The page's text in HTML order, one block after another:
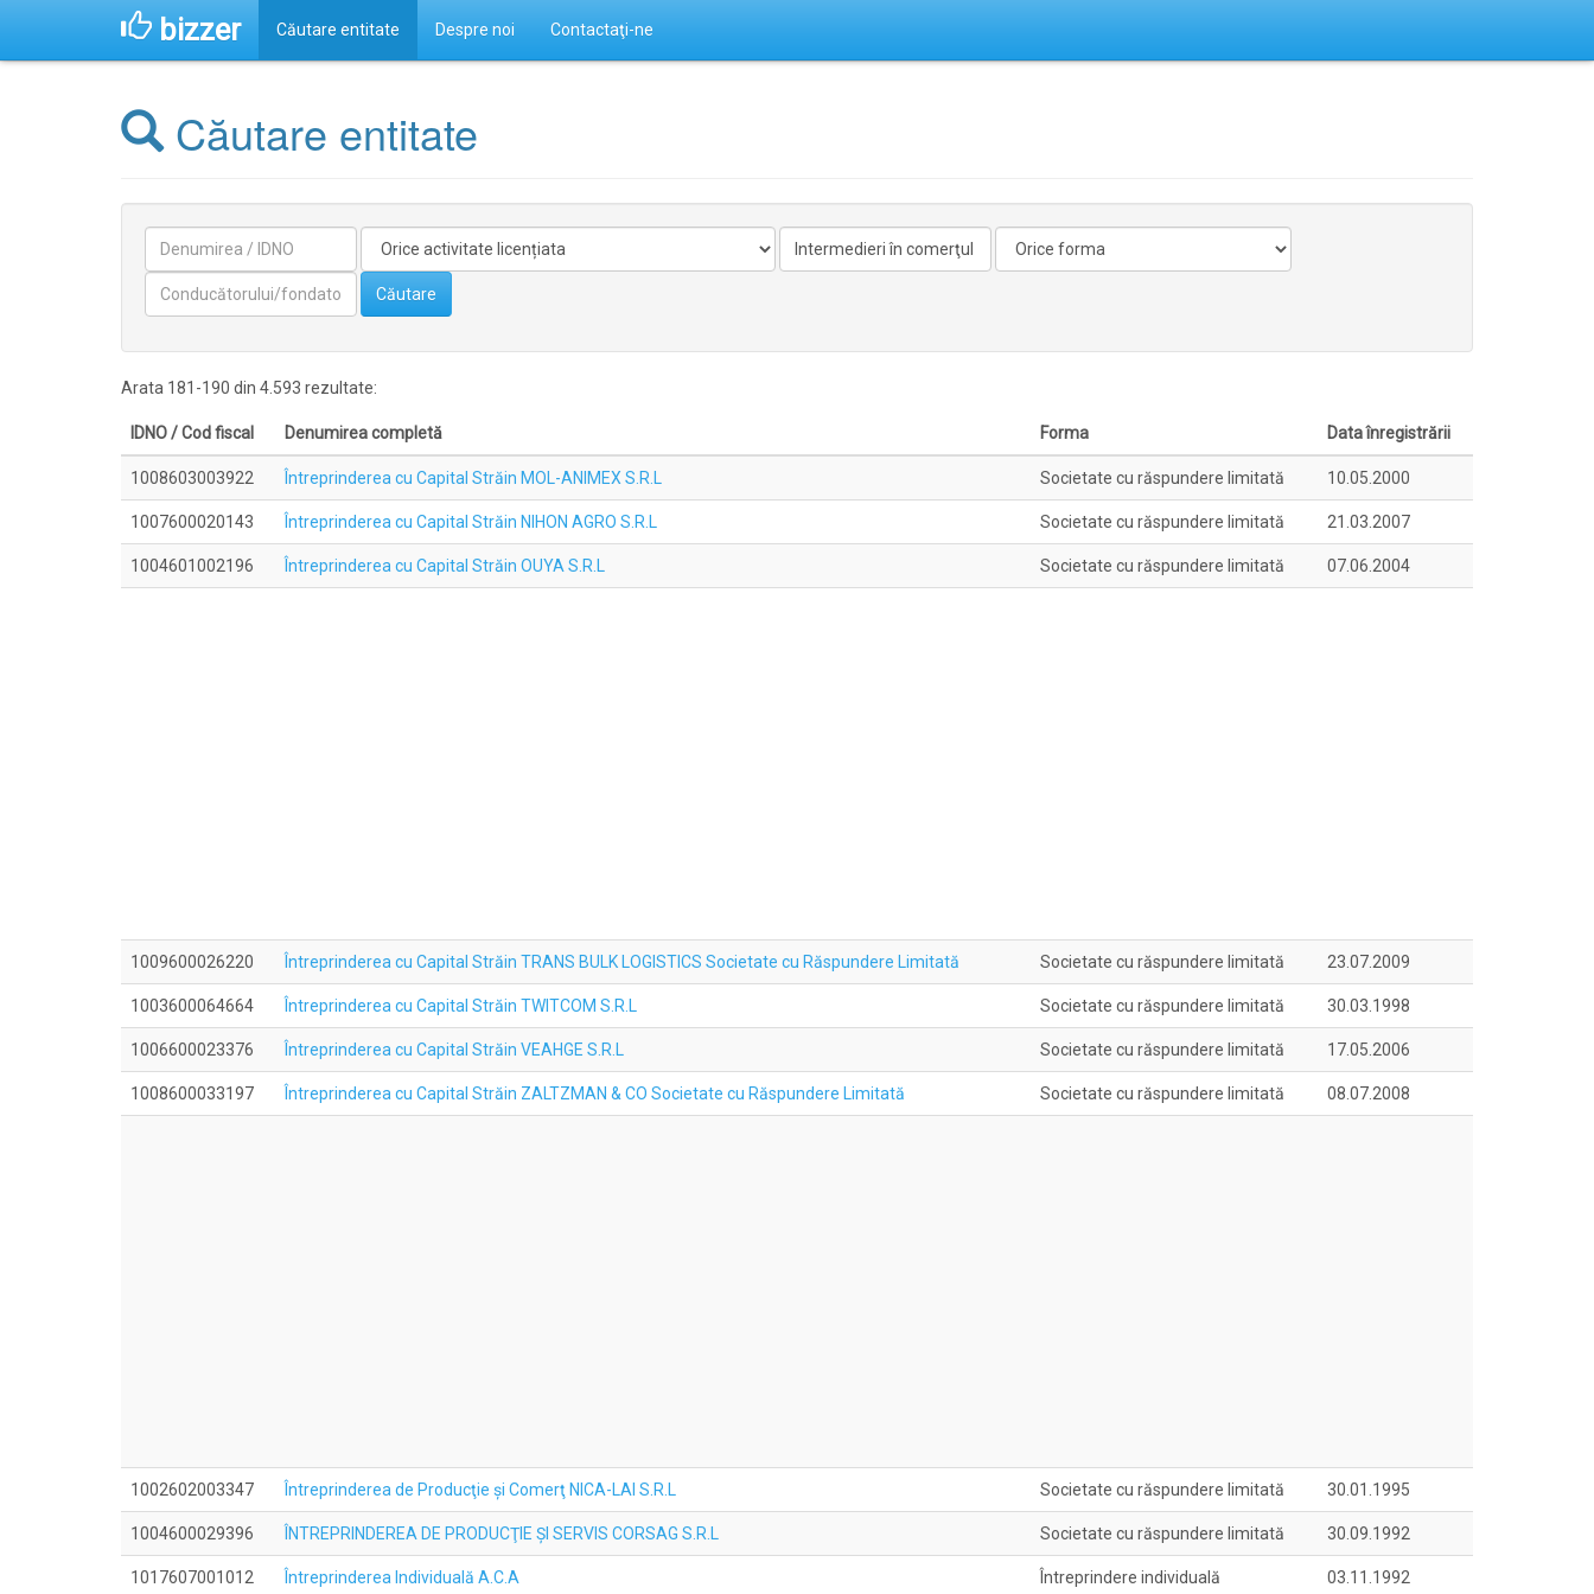
bizzer Căutare entitate Despre noi Contactaţi-ne
Căutare entitate
licentiata
nelicentiata
Căutare
Arata 181-190 din 4.593 rezultate:
IDNO / Cod fiscal Denumirea completă Forma Data înregistrării
1008603003922 Întreprinderea cu Capital Străin MOL-ANIMEX S.R.L Societate cu răspundere limitată 10.05.2000
1007600020143 Întreprinderea cu Capital Străin NIHON AGRO S.R.L Societate cu răspundere limitată 21.03.2007
1004601002196 Întreprinderea cu Capital Străin OUYA S.R.L Societate cu răspundere limitată 07.06.2004
1009600026220 Întreprinderea cu Capital Străin TRANS BULK LOGISTICS Societate cu Răspundere Limitată Societate cu răspundere limitată 23.07.2009
1003600064664 Întreprinderea cu Capital Străin TWITCOM S.R.L Societate cu răspundere limitată 30.03.1998
1006600023376 Întreprinderea cu Capital Străin VEAHGE S.R.L Societate cu răspundere limitată 17.05.2006
1008600033197 Întreprinderea cu Capital Străin ZALTZMAN & CO Societate cu Răspundere Limitată Societate cu răspundere limitată 08.07.2008
1002602003347 Întreprinderea de Producţie şi Comerţ NICA-LAI S.R.L Societate cu răspundere limitată 30.01.1995
1004600029396 ÎNTREPRINDEREA DE PRODUCŢIE ŞI SERVIS CORSAG S.R.L Societate cu răspundere limitată 30.09.1992
1017607001012 Întreprinderea Individuală A.C.A Întreprindere individuală 03.11.1992